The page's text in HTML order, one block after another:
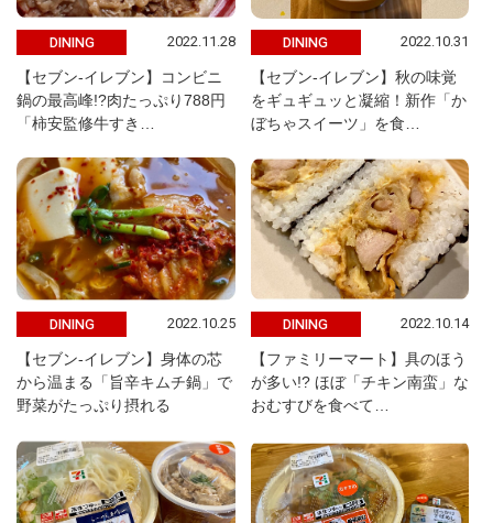
DINING 2022.11.28
【セブン-イレブン】コンビニ
鍋の最高峰!?肉たっぷり788円
「柿安監修牛すき…
DINING 2022.10.31
【セブン-イレブン】秋の味覚
をギュギュッと凝縮！新作「か
ぼちゃスイーツ」を食…
DINING 2022.10.25
【セブン-イレブン】身体の芯
から温まる「旨辛キムチ鍋」で
野菜がたっぷり摂れる
DINING 2022.10.14
【ファミリーマート】具のほう
が多い!? ほぼ「チキン南蛮」な
おむすびを食べて…